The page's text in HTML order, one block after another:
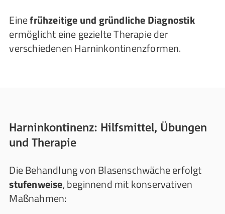
Einefrühzeitige und gründliche Diagnostik
ermöglicht eine gezielte Therapie der
verschiedenen Harninkontinenzformen.
Harninkontinenz: Hilfsmittel, Übungen
und Therapie
Die Behandlung von Blasenschwäche erfolgt
stufenweise, beginnend mit konservativen
Maßnahmen: